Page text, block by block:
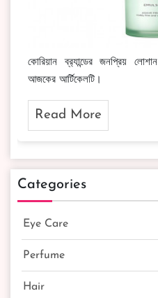
কোরিয়ান ব্র‍্যান্ডের জনপ্রিয়
আজকের আর্টিকেলটি।
Read More
Categories
Eye Care
Perfume
Hair